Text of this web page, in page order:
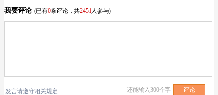
我要评论 (已有0条评论，共2451人参与)
发言请遵守相关规定 还能输入300个字